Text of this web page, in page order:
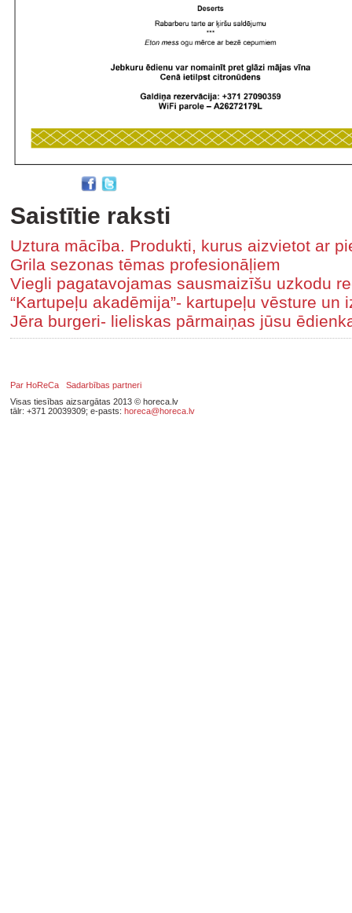
Saistītie raksti
Uztura mācība. Produkti, kurus aizvietot ar
Grila sezonas tēmas profesionāļiem
Viegli pagatavojamas sausmaizīšu uzkodu
“Kartupeļu akadēmija”- kartupeļu vēsture un
Jēra burgeri- lieliskas pārmaiņas jūsu
Par HoReCa
Sadarbības partneri
Visas tiesības aizsargātas 2013 © horeca.lv
tālr: +371 20039309; e-pasts: horeca@horeca.lv